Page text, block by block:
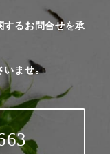
するお問合せを承
いませ。